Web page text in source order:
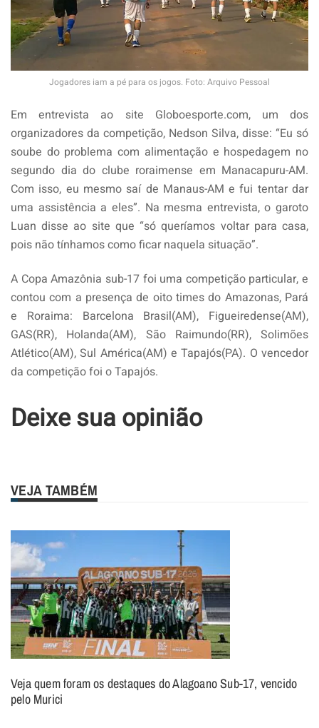
Jogadores iam a pé para os jogos. Foto: Arquivo Pessoal
Em entrevista ao site Globoesporte.com, um dos
organizadores da competição, Nedson Silva, disse: “Eu só
soube do problema com alimentação e hospedagem no
segundo dia do clube roraimense em Manacapuru-AM.
Com isso, eu mesmo saí de Manaus-AM e fui tentar dar
uma assistência a eles”. Na mesma entrevista, o garoto
Luan disse ao site que “só queríamos voltar para casa,
pois não tínhamos como ficar naquela situação”.
A Copa Amazônia sub-17 foi uma competição particular, e
contou com a presença de oito times do Amazonas, Pará
e Roraima: Barcelona Brasil(AM), Figueiredense(AM),
GAS(RR), Holanda(AM), São Raimundo(RR), Solimões
Atlético(AM), Sul América(AM) e Tapajós(PA). O vencedor
da competição foi o Tapajós.
Deixe sua opinião
VEJA TAMBÉM
Veja quem foram os destaques do Alagoano Sub-17, vencido
pelo Murici